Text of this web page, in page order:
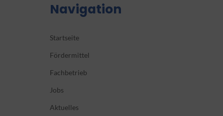
Navigation
Startseite
Fördermittel
Fachbetrieb
Jobs
Aktuelles